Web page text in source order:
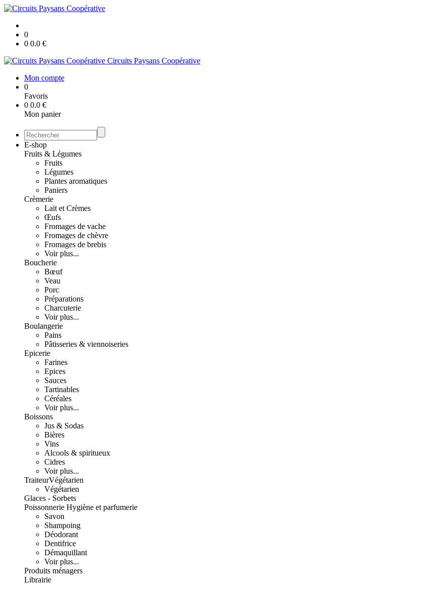
0
0 0.0 €
Circuits Paysans Coopérative
Mon compte
0
Favoris
0 0.0 €
Mon panier
E-shop
Fruits & Légumes
Fruits
Légumes
Plantes aromatiques
Paniers
Crèmerie
Lait et Crèmes
Œufs
Fromages de vache
Fromages de chèvre
Fromages de brebis
Voir plus...
Boucherie
Bœuf
Veau
Porc
Préparations
Charcuterie
Voir plus...
Boulangerie
Pains
Pâtisseries & viennoiseries
Epicerie
Farines
Epices
Sauces
Tartinables
Céréales
Voir plus...
Boissons
Jus & Sodas
Bières
Vins
Alcools & spiritueux
Cidres
Voir plus...
TraiteurVégétarien
Végétarien
Glaces - Sorbets
Poissonnerie Hygiène et parfumerie
Savon
Shampoing
Déodorant
Dentifrice
Démaquillant
Voir plus...
Produits ménagers
Librairie